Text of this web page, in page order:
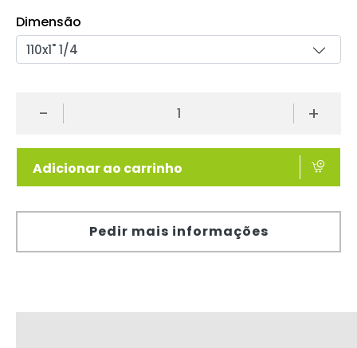
Dimensão
- +
Adicionar ao carrinho
Pedir mais informações